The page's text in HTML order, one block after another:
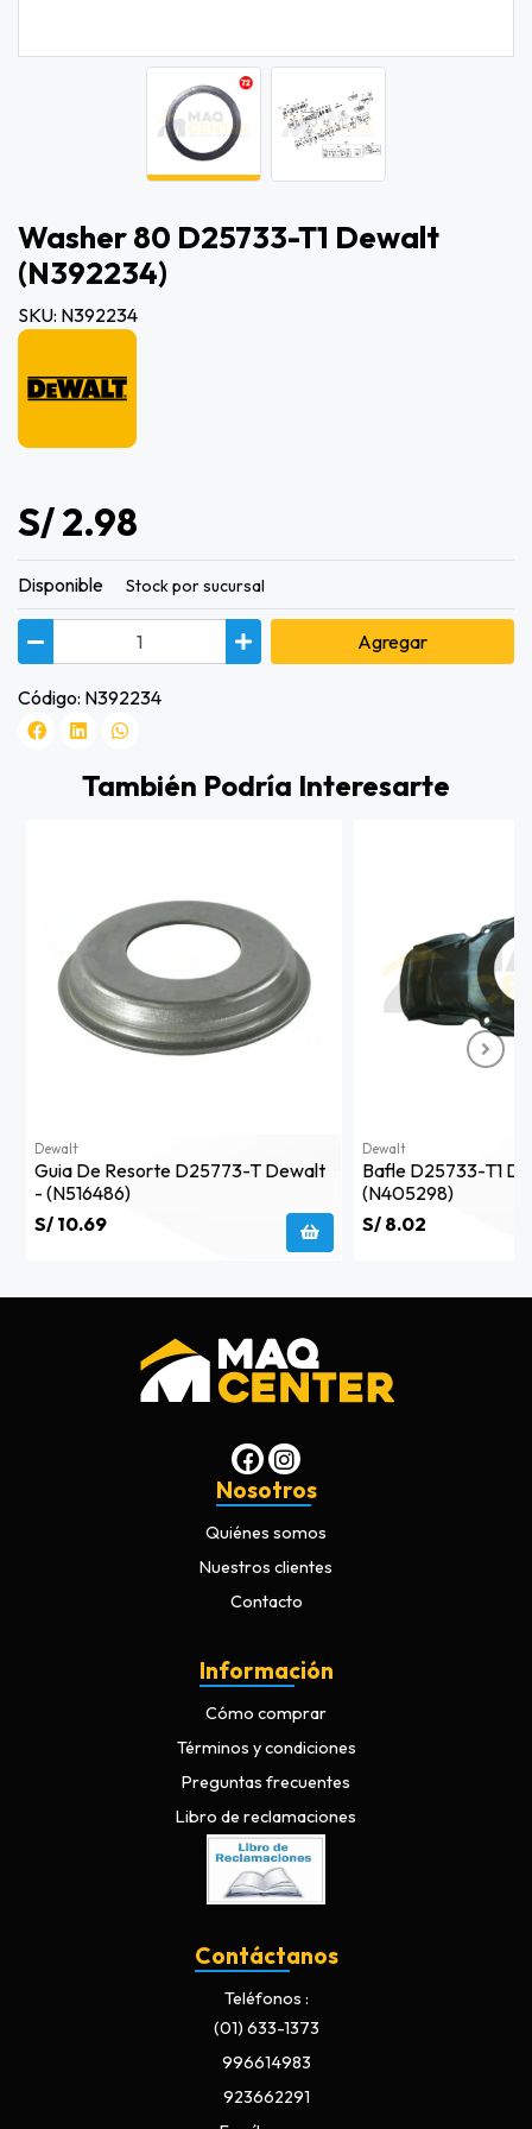
Washer 80 D25733-T1 Dewalt
(n392234)
SKU: N392234
S/ 2.98
Disponible Stock por sucursal
Agregar
Código: N392234
También Podría Interesarte
Dewalt
Guia De Resorte D25773-T Dewalt
- (n516486)
S/ 10.69
Dewalt
Bafle D25733-T1
(n405298)
S/ 8.02
Nosotros
Quiénes somos
Nuestros clientes
Contacto
Información
Cómo comprar
Términos y condiciones
Preguntas frecuentes
Libro de reclamaciones
Contáctanos
Teléfonos
(01) 633-1373
996614983
923662291